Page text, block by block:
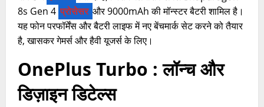
8s Gen 4 प्रोसेसर और 9000mAh की मॉन्स्टर बैटरी शामिल है।
यह फोन परफॉर्मेंस और बैटरी लाइफ में नए बेंचमार्क सेट करने को तैयार
है, खासकर गेमर्स और हैवी यूजर्स के लिए।
OnePlus Turbo : लॉन्च और
डिज़ाइन डिटेल्स